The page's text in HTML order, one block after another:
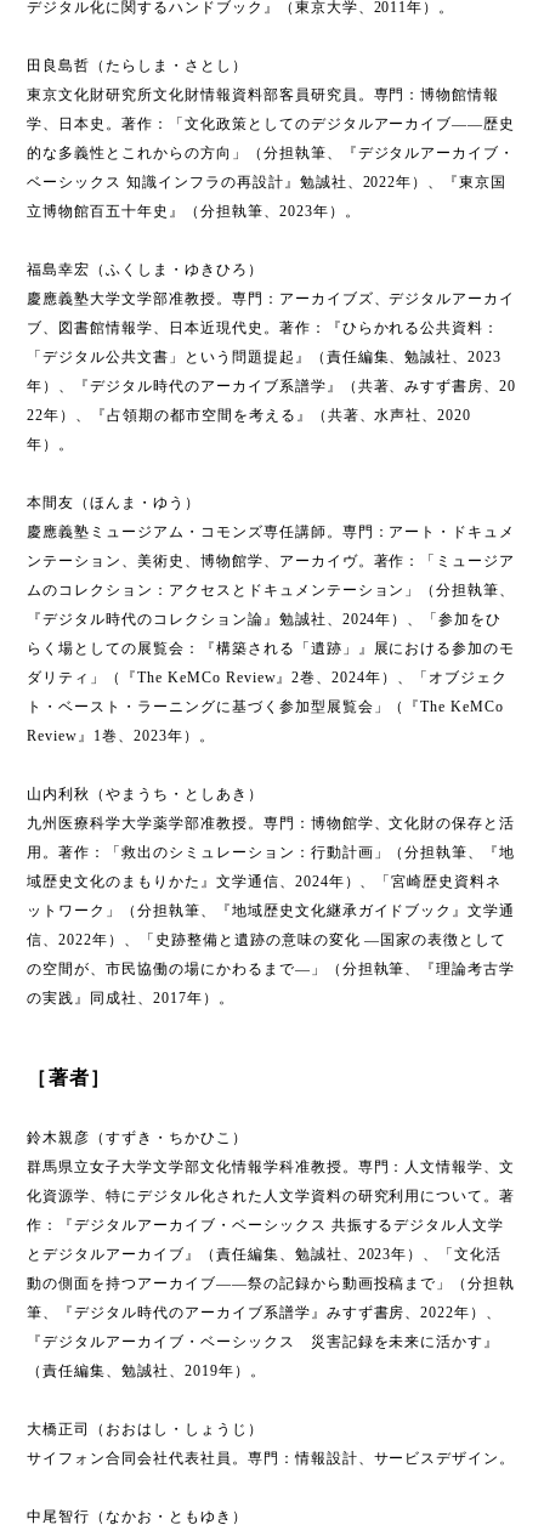
デジタル化に関するハンドブック』（東京大学、2011年）。
田良島哲（たらしま・さとし）
東京文化財研究所文化財情報資料部客員研究員。専門：博物館情報
学、日本史。著作：「文化政策としてのデジタルアーカイブ――歴史
的な多義性とこれからの方向」（分担執筆、『デジタルアーカイブ・
ベーシックス 知識インフラの再設計』勉誠社、2022年）、『東京国
立博物館百五十年史』（分担執筆、2023年）。
福島幸宏（ふくしま・ゆきひろ）
慶應義塾大学文学部准教授。専門：アーカイブズ、デジタルアーカイ
ブ、図書館情報学、日本近現代史。著作：『ひらかれる公共資料：
「デジタル公共文書」という問題提起』（責任編集、勉誠社、2023
年）、『デジタル時代のアーカイブ系譜学』（共著、みすず書房、20
22年）、『占領期の都市空間を考える』（共著、水声社、2020
年）。
本間友（ほんま・ゆう）
慶應義塾ミュージアム・コモンズ専任講師。専門：アート・ドキュメ
ンテーション、美術史、博物館学、アーカイヴ。著作：「ミュージア
ムのコレクション：アクセスとドキュメンテーション」（分担執筆、
『デジタル時代のコレクション論』勉誠社、2024年）、「参加をひ
らく場としての展覧会：『構築される「遺跡」』展における参加のモ
ダリティ」（『The KeMCo Review』2巻、2024年）、「オブジェク
ト・ベースト・ラーニングに基づく参加型展覧会」（『The KeMCo
Review』1巻、2023年）。
山内利秋（やまうち・としあき）
九州医療科学大学薬学部准教授。専門：博物館学、文化財の保存と活
用。著作：「救出のシミュレーション：行動計画」（分担執筆、『地
域歴史文化のまもりかた』文学通信、2024年）、「宮崎歴史資料ネ
ットワーク」（分担執筆、『地域歴史文化継承ガイドブック』文学通
信、2022年）、「史跡整備と遺跡の意味の変化 ―国家の表徴として
の空間が、市民協働の場にかわるまで―」（分担執筆、『理論考古学
の実践』同成社、2017年）。
［著者］
鈴木親彦（すずき・ちかひこ）
群馬県立女子大学文学部文化情報学科准教授。専門：人文情報学、文
化資源学、特にデジタル化された人文学資料の研究利用について。著
作：『デジタルアーカイブ・ベーシックス 共振するデジタル人文学
とデジタルアーカイブ』（責任編集、勉誠社、2023年）、「文化活
動の側面を持つアーカイブ――祭の記録から動画投稿まで」（分担執
筆、『デジタル時代のアーカイブ系譜学』みすず書房、2022年）、
『デジタルアーカイブ・ベーシックス 災害記録を未来に活かす』
（責任編集、勉誠社、2019年）。
大橋正司（おおはし・しょうじ）
サイフォン合同会社代表社員。専門：情報設計、サービスデザイン。
中尾智行（なかお・ともゆき）